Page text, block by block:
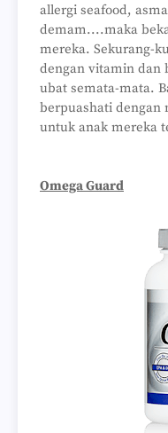
allergi seafood,
demam....maka
mereka. Sekurang-
dengan vitamin dan
ubat semata-mata.
berpuashati
untuk anak mereka
Omega Guard